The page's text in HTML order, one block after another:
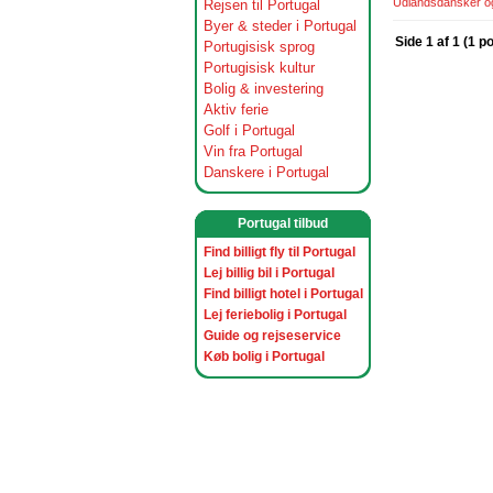
Rejsen til Portugal
Byer & steder i Portugal
Portugisisk sprog
Portugisisk kultur
Bolig & investering
Aktiv ferie
Golf i Portugal
Vin fra Portugal
Danskere i Portugal
Portugal tilbud
Find billigt fly til Portugal
Lej billig bil i Portugal
Find billigt hotel i Portugal
Lej feriebolig i Portugal
Guide og rejseservice
Køb bolig i Portugal
Side 1 af 1 (1